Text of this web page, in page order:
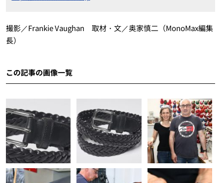
撮影／Frankie Vaughan 取材・文／奥家慎二（MonoMax編集
長）
この記事の画像一覧